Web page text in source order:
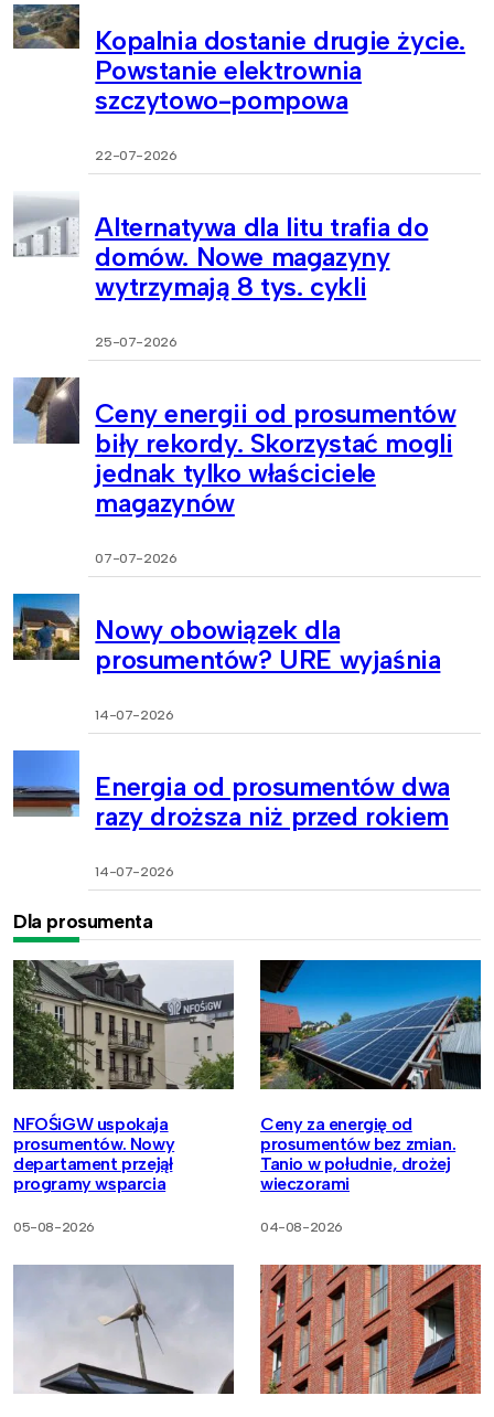
Kopalnia dostanie drugie życie.
Powstanie elektrownia
szczytowo-pompowa
22-07-2026
Alternatywa dla litu trafia do
domów. Nowe magazyny
wytrzymają 8 tys. cykli
25-07-2026
Ceny energii od prosumentów
biły rekordy. Skorzystać mogli
jednak tylko właściciele
magazynów
07-07-2026
Nowy obowiązek dla
prosumentów? URE wyjaśnia
14-07-2026
Energia od prosumentów dwa
razy droższa niż przed rokiem
14-07-2026
Dla prosumenta
NFOŚiGW uspokaja
prosumentów. Nowy
departament przejął
programy wsparcia
05-08-2026
Ceny za energię od
prosumentów bez zmian.
Tanio w południe, drożej
wieczorami
04-08-2026